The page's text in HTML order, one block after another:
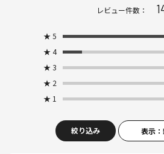
レビュー件数：
★ 5
★ 4
★ 3
★ 2
★ 1
絞り込み 表示